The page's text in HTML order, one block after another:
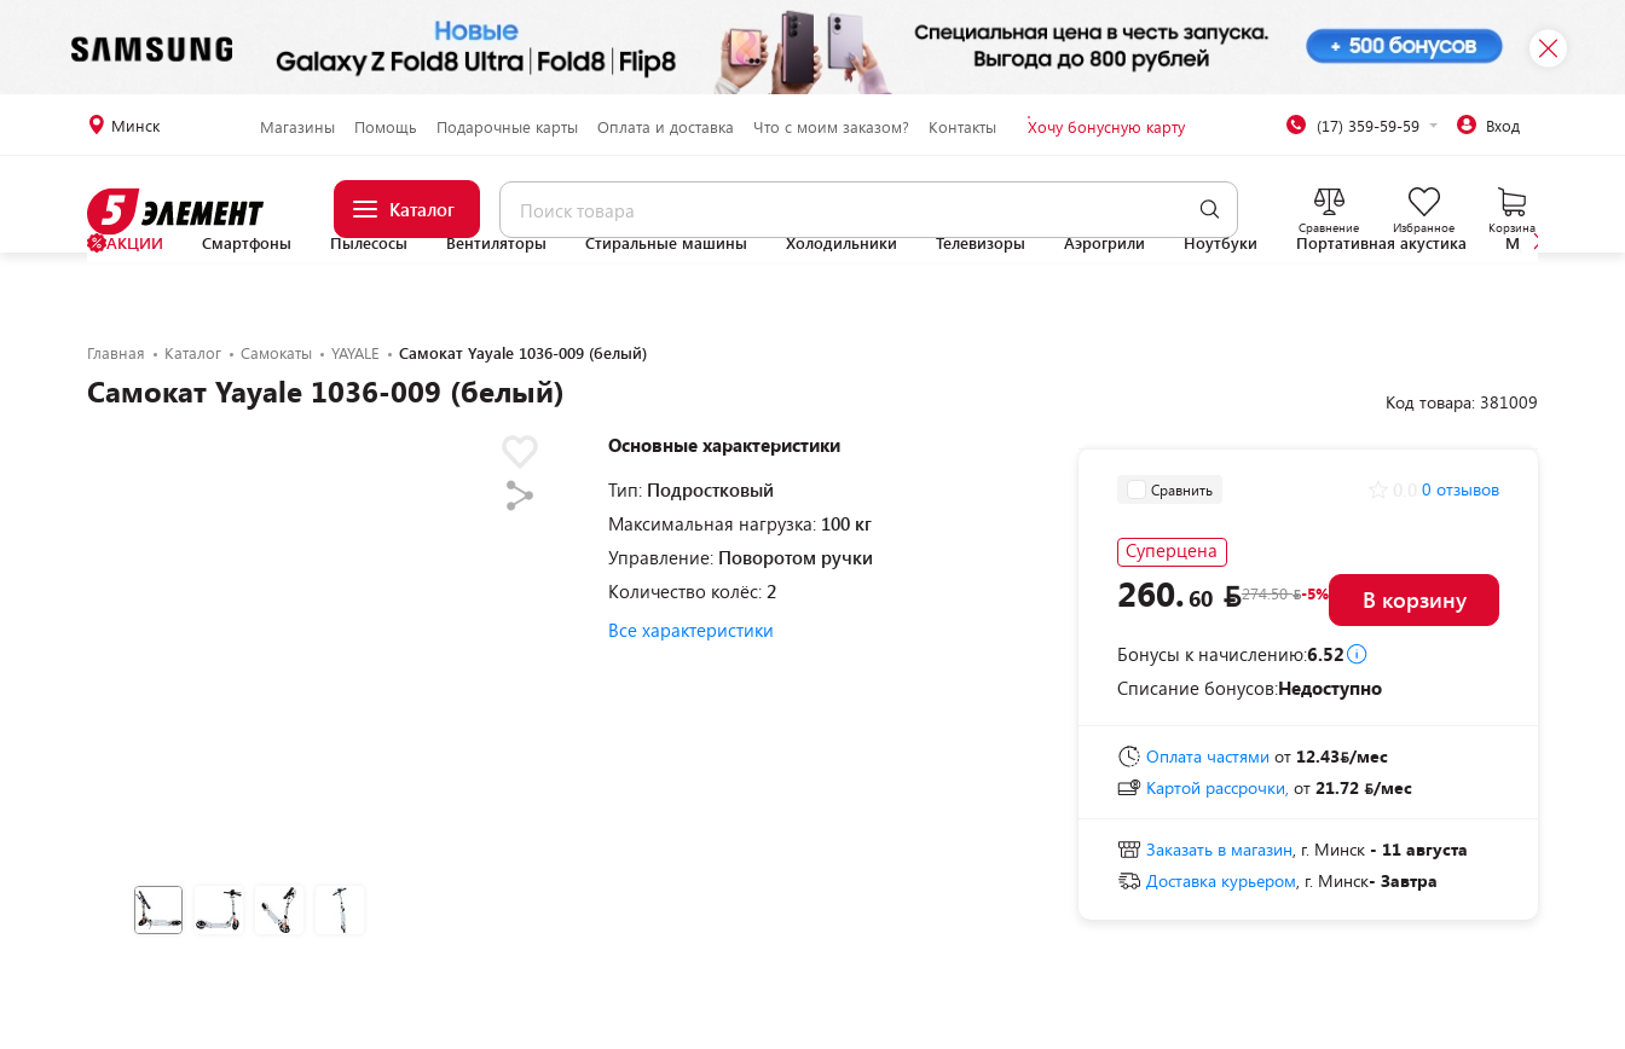
Минск Магазины Помощь Подарочные карты Оплата и доставка Что с моим заказом? Контакты Хочу бонусную карту (17) 359-59-59 Вход
Каталог
Сравнение Избранное Корзина
АКЦИИ Смартфоны Пылесосы Вентиляторы Стиральные машины Холодильники Телевизоры Аэрогрили Ноутбуки Портативная акустика
Главная Каталог Самокаты YAYALE Самокат Yayale 1036-009 (белый)
Самокат Yayale 1036-009 (белый)
Основные характеристики
Тип: Подростковый
Максимальная нагрузка: 100 кг
Управление: Поворотом ручки
Количество колёс: 2
Все характеристики
Код товара: 381009
Сравнить 0 отзывов
Суперцена
260.60 274.50 -5% В корзину
Бонусы к начислению:6.52
Списание бонусов:Недоступно
Оплата частями от 12.43 /мес
Картой рассрочки, от 21.72 /мес
Заказать в магазин, г. Минск - 11 августа
Доставка курьером, г. Минск- Завтра